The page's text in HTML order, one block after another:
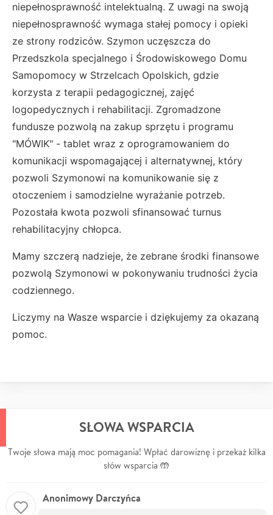
niepełnosprawność intelektualną. Z uwagi na swoją
niepełnosprawność wymaga stałej pomocy i opieki
ze strony rodziców. Szymon uczęszcza do
Przedszkola specjalnego i Środowiskowego Domu
Samopomocy w Strzelcach Opolskich, gdzie
korzysta z terapii pedagogicznej, zajęć
logopedycznych i rehabilitacji. Zgromadzone
fundusze pozwolą na zakup sprzętu i programu
"MÓWIK" - tablet wraz z oprogramowaniem do
komunikacji wspomagającej i alternatywnej, który
pozwoli Szymonowi na komunikowanie się z
otoczeniem i samodzielne wyrażanie potrzeb.
Pozostała kwota pozwoli sfinansować turnus
rehabilitacyjny chłopca.
Mamy szczerą nadzieje, że zebrane środki finansowe
pozwolą Szymonowi w pokonywaniu trudności życia
codziennego.
Liczymy na Wasze wsparcie i dziękujemy za okazaną
pomoc.
SŁOWA WSPARCIA
Twoje słowa mają moc pomagania! Wpłać darowiznę i przekaż kilka
słów wsparcia 🤲
Anonimowy Darczyńca